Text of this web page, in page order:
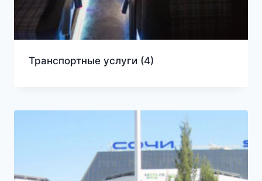
Транспортные услуги (4)